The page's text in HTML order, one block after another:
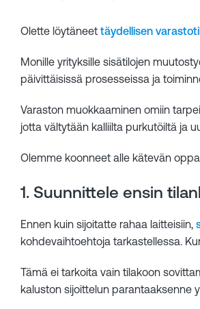
Olette löytäneet täydellisen
Monille yrityksille sisätilojen
päivittäisissä prosesseissa ja
Varaston muokkaaminen omiin
jotta vältytään kalliilta purkutöiltä ja
Olemme koonneet alle kätevän
1. Suunnittele ensin
Ennen kuin sijoitatte rahaa laitteisiin,
kohdevaihtoehtoja tarkastellessa.
Tämä ei tarkoita vain tilakoon
kaluston sijoittelun parantaaksenne